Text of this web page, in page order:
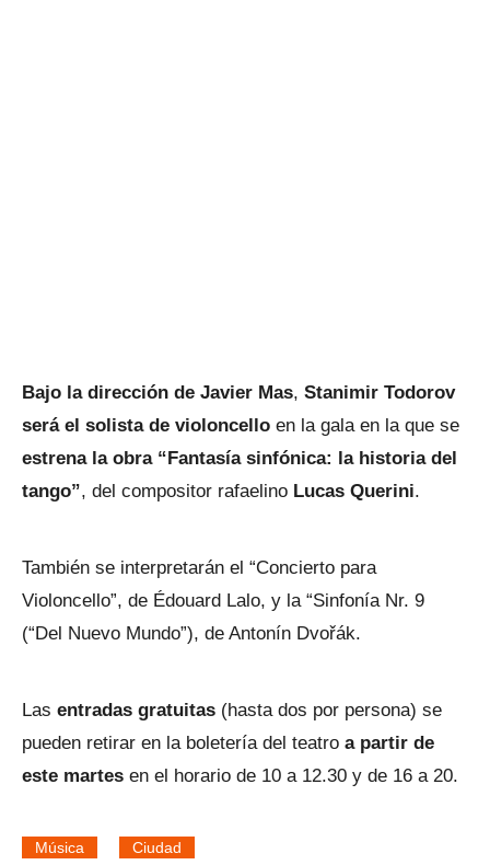
Bajo la dirección de Javier Mas, Stanimir Todorov
será el solista de violoncello en la gala en la que se
estrena la obra “Fantasía sinfónica: la historia del
tango”, del compositor rafaelino Lucas Querini.
También se interpretarán el “Concierto para
Violoncello”, de Édouard Lalo, y la “Sinfonía Nr. 9
(“Del Nuevo Mundo”), de Antonín Dvořák.
Las entradas gratuitas (hasta dos por persona) se
pueden retirar en la boletería del teatro a partir de
este martes en el horario de 10 a 12.30 y de 16 a 20.
Música Ciudad